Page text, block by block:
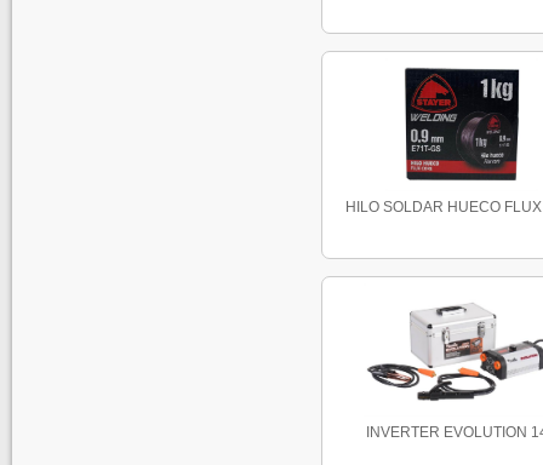
HILO SOLDAR HUECO
INVERTER EVOLUTION